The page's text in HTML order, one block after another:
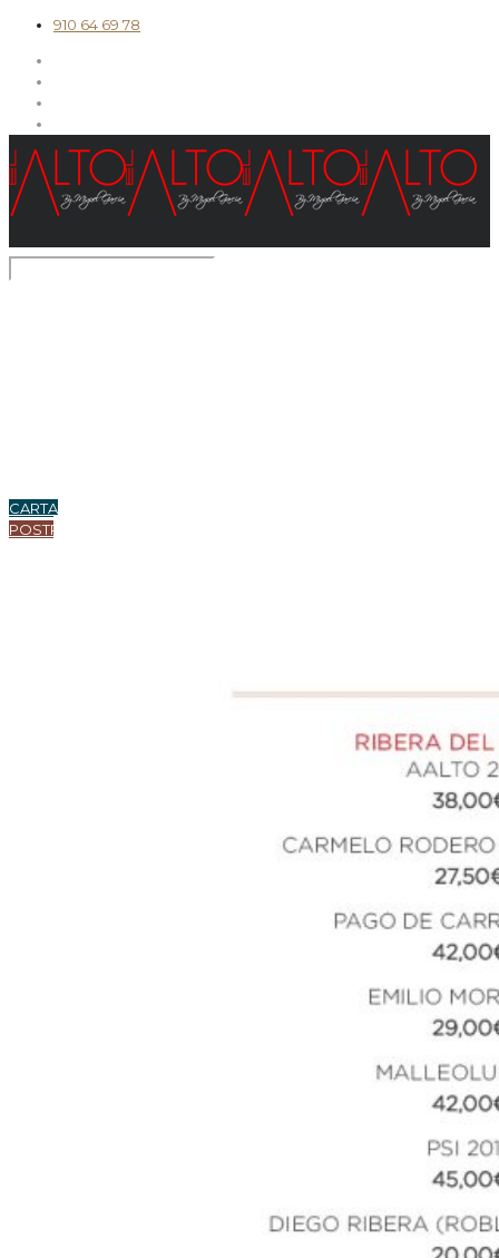
910 64 69 78
CARTA
POSTRES